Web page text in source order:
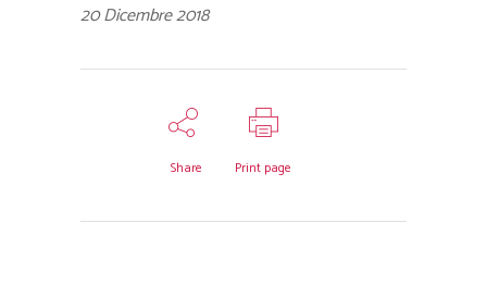
20 Dicembre 2018
Share Print page